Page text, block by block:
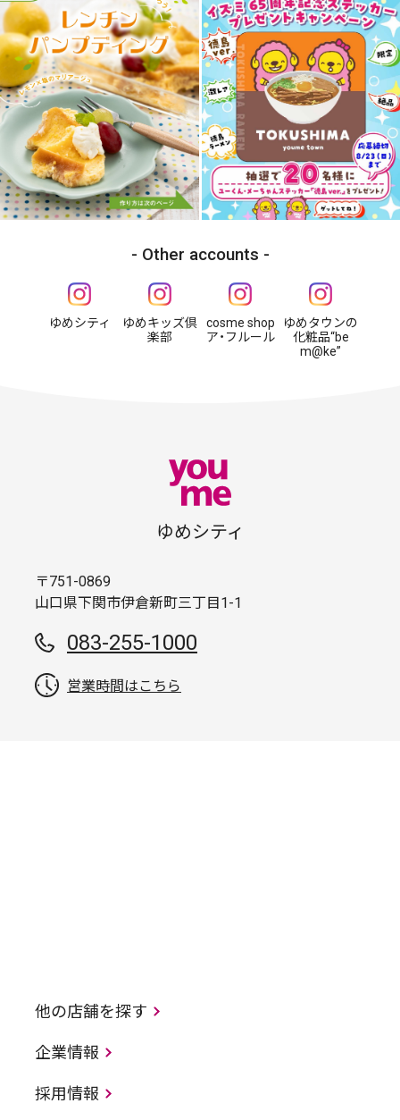
Other accounts
ゆめシティ
ゆめキッズ倶
楽部
cosme shop
ア・フルール
ゆめタウンの
化粧品“be
m@ke”
ゆめシティ
〒751-0869
山口県下関市伊倉新町三丁目1-1
083-255-1000
営業時間はこちら
他の店舗を探す
企業情報
採用情報